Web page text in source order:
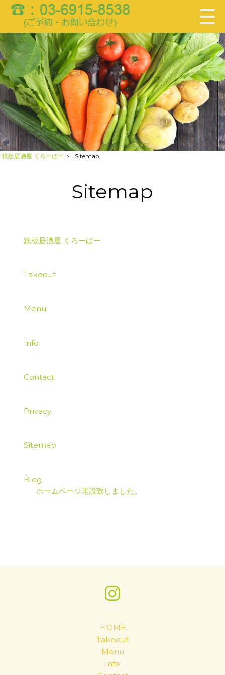
鉄板居酒屋 くろーばー > Sitemap
Sitemap
鉄板居酒屋 くろーばー
Takeout
Menu
Info
Contact
Privacy
Sitemap
Blog
ホームページ開設致しました。
HOME
Takeout
Menu
Info